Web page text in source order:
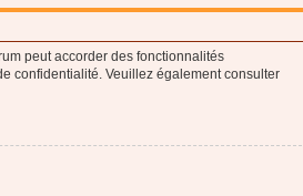
peut accorder des fonctionnalités
confidentialité. Veuillez également consulter